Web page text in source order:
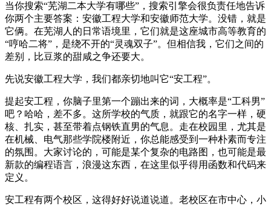
当你搜索“芜湖二本大学有哪些”，搜索引擎会很负责任地告诉
你两个主要答案：安徽工程大学和安徽师范大学。没错，就是
它俩。在芜湖人的日常语境里，它们就是这座城市高等教育的
“哼哈二将”，是绕不开的“灵魂双子”。但相信我，它们之间的
差别，比豆浆的甜咸之争还要大。
先说安徽工程大学，我们都亲切地叫它“安工程”。
提起安工程，你脑子里第一个蹦出来的词，大概率是“工科男”
吧？哈哈，差不多。这所学校的气质，就跟它的名字一样，硬
核、扎实，甚至带着点钢铁直男的气息。走在校园里，尤其是
在机械、电气那些学院楼附近，你总能感受到一种朴素而专注
的氛围。大家讨论的，可能是某个复杂的电路图，也可能是最
新款的编程语言，浪漫这东西，在这里似乎得用函数和代码来
定义。
安工程有两个校区，这得好好说道说道。老校区在市中心，小